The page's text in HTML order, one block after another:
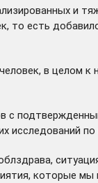
и
то есть
в целом
с
исследований
которые мы